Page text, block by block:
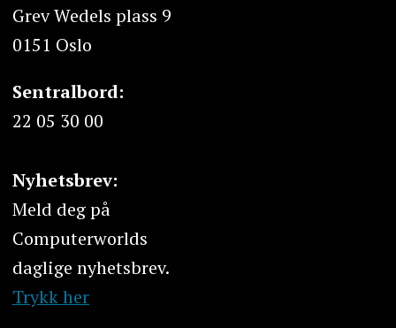
Grev Wedels plass 9
0151 Oslo
Sentralbord:
22 05 30 00
Nyhetsbrev:
Meld deg på
Computerworlds
daglige nyhetsbrev.
Trykk her